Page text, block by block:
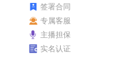
签署合同
专属客服
主播担保
实名认证